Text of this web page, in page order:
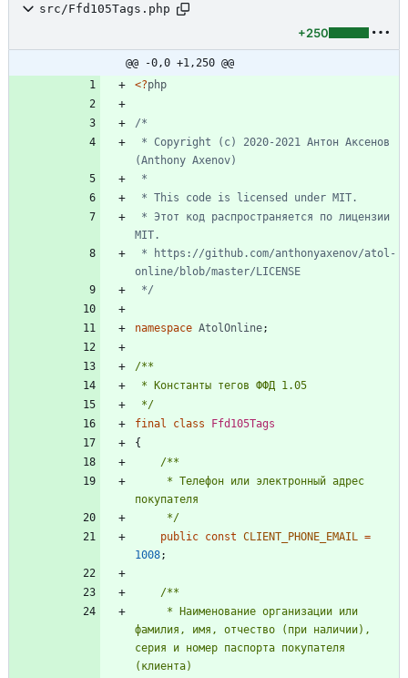
src/Ffd105Tags.php
+250
@@ -0,0 +1,250 @@
<?php
*/
namespace AtolOnline;
*/
final
class
Ffd105Tags
{
     */
public const CLIENT_PHONE_EMAIL =
1008;
фамилия, имя, отчество (при наличии),
серия и номер паспорта покупателя